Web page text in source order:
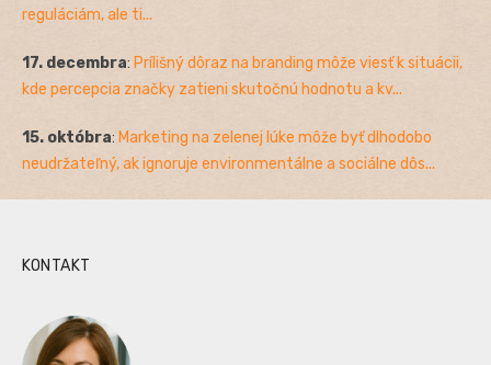
reguláciám, ale ti...
17. decembra: Prílišný dôraz na branding môže viesť k situácii,
kde percepcia značky zatieni skutočnú hodnotu a kv...
15. októbra: Marketing na zelenej lúke môže byť dlhodobo
neudržateľný, ak ignoruje environmentálne a sociálne dôs...
KONTAKT